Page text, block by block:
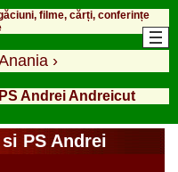
filme, cărți, conferințe
›
Andrei Andreicut
PS Andrei